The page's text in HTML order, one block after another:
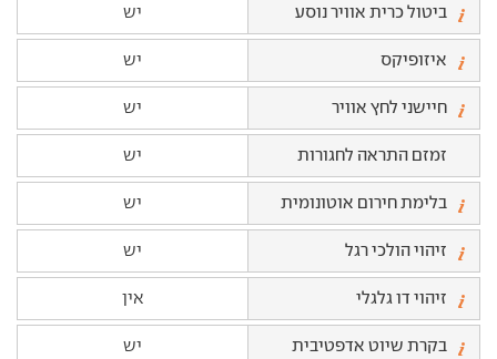
ביטול כרית אוויר נוסע יש
איזופיקס יש
חיישני לחץ אוויר יש
זמזם התראה לחגורות יש
בלימת חירום אוטונומית יש
זיהוי הולכי רגל יש
זיהוי דו גלגלי אין
בקרת שיוט אדפטיבית יש